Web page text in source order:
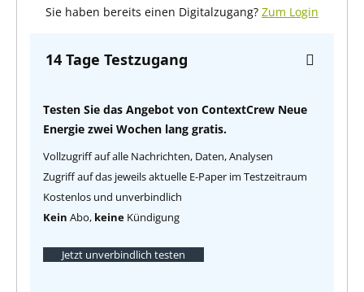
Sie haben bereits einen Digitalzugang? Zum Login
14 Tage Testzugang
Testen Sie das Angebot von ContextCrew Neue
Energie zwei Wochen lang gratis.
Vollzugriff auf alle Nachrichten, Daten, Analysen
Zugriff auf das jeweils aktuelle E-Paper im Testzeitraum
Kostenlos und unverbindlich
Kein Abo, keine Kündigung
Jetzt unverbindlich testen